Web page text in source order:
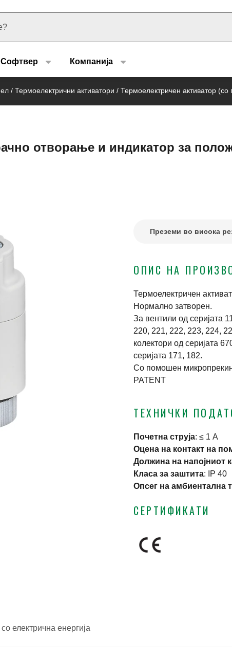
Софтвер Компанија
/ Термоелектрични активатори / Термоелектричен активатор (со
отворање и индикатор за
Преземи во висока
ОПИС НА
Термоелектричен
Нормално затворен.
Зa вентили од серијата
220, 221, 222, 223, 224,
колектори од серијата
серијата 171, 182.
Со помошен
PATENT
ТЕХНИЧКИ
Почетна струја: ≤ 1 A
Оцена на контакт на
Должина на напојниот
Класа за заштита:
IP 40
Опсег на амбиентална
СЕРТИФИКАТИ
електрична енергија